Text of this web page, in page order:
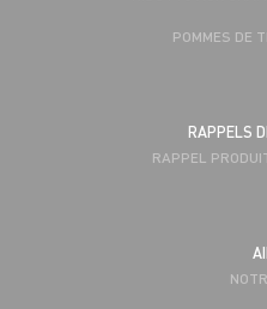
POMMES DE
RAPPELS
RAPPEL